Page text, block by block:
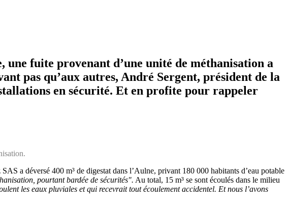
fuite provenant d’une unité de méthanisation a
pas qu’aux autres, André Sergent, président de la
en sécurité. Et en profite pour rappeler
a déversé 400 m³ de digestat dans l’Aulne, privant 180 000 habitants d’eau potable
pourtant bardée de sécurités". Au total, 15 m³ se sont écoulés dans le milieu
les eaux pluviales et qui recevrait tout écoulement accidentel. Et nous l’avons